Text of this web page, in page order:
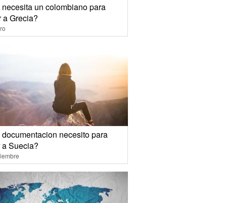
necesita un colombiano para
a Grecia?
documentacion necesito para
Suecia?